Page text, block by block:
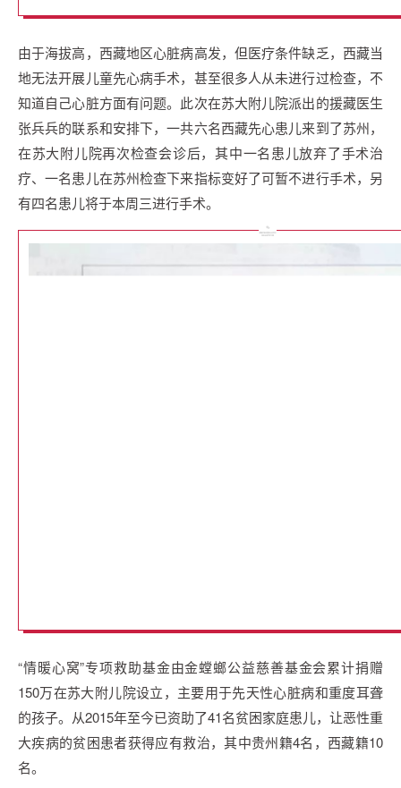
由于海拔高，西藏地区心脏病高发，但医疗条件缺乏，西藏当
地无法开展儿童先心病手术，甚至很多人从未进行过检查，不
知道自己心脏方面有问题。此次在苏大附儿院派出的援藏医生
张兵兵的联系和安排下，一共六名西藏先心患儿来到了苏州，
在苏大附儿院再次检查会诊后，其中一名患儿放弃了手术治
疗、一名患儿在苏州检查下来指标变好了可暂不进行手术，另
有四名患儿将于本周三进行手术。
“情暖心窝”专项救助基金由金螳螂公益慈善基金会累计捐赠
150万在苏大附儿院设立，主要用于先天性心脏病和重度耳聋
的孩子。从2015年至今已资助了41名贫困家庭患儿，让恶性重
大疾病的贫困患者获得应有救治，其中贵州籍4名，西藏籍10
名。